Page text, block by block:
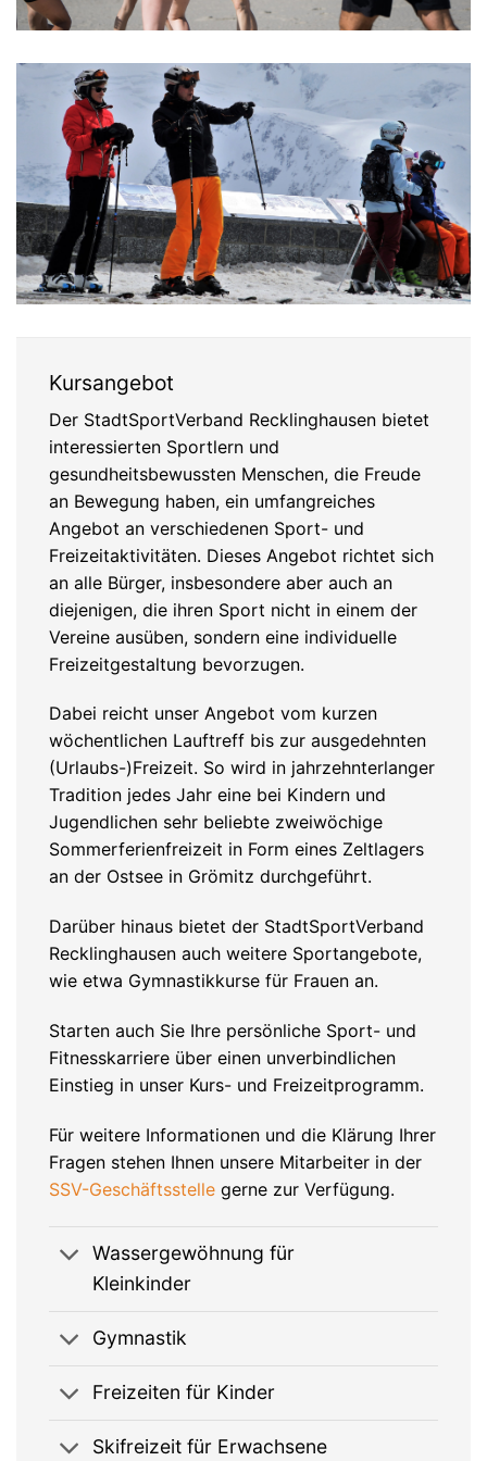
Kursangebot
Der StadtSportVerband Recklinghausen bietet
interessierten Sportlern und
gesundheitsbewussten Menschen, die Freude
an Bewegung haben, ein umfangreiches
Angebot an verschiedenen Sport- und
Freizeitaktivitäten. Dieses Angebot richtet sich
an alle Bürger, insbesondere aber auch an
diejenigen, die ihren Sport nicht in einem der
Vereine ausüben, sondern eine individuelle
Freizeitgestaltung bevorzugen.
Dabei reicht unser Angebot vom kurzen
wöchentlichen Lauftreff bis zur ausgedehnten
(Urlaubs-)Freizeit. So wird in jahrzehnterlanger
Tradition jedes Jahr eine bei Kindern und
Jugendlichen sehr beliebte zweiwöchige
Sommerferienfreizeit in Form eines Zeltlagers
an der Ostsee in Grömitz durchgeführt.
Darüber hinaus bietet der StadtSportVerband
Recklinghausen auch weitere Sportangebote,
wie etwa Gymnastikkurse für Frauen an.
Starten auch Sie Ihre persönliche Sport- und
Fitnesskarriere über einen unverbindlichen
Einstieg in unser Kurs- und Freizeitprogramm.
Für weitere Informationen und die Klärung Ihrer
Fragen stehen Ihnen unsere Mitarbeiter in der
SSV-Geschäftsstelle gerne zur Verfügung.
Wassergewöhnung für
Kleinkinder
Gymnastik
Freizeiten für Kinder
Skifreizeit für Erwachsene